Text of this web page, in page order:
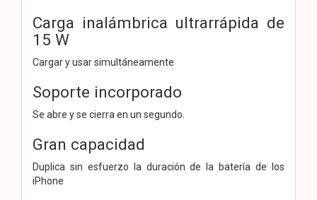
Carga inalámbrica ultrarrápida de
15 W
Cargar y usar simultáneamente
Soporte incorporado
Se abre y se cierra en un segundo.
Gran capacidad
Duplica sin esfuerzo la duración de la batería de los
iPhone